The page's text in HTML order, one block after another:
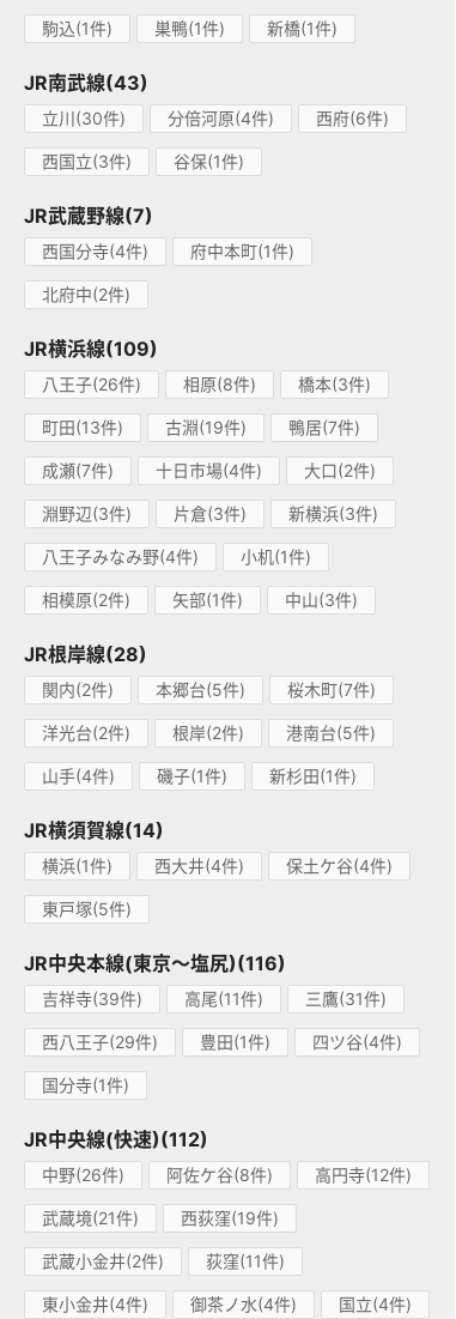
駒込(1件) 巣鴨(1件) 新橋(1件)
JR南武線(43)
立川(30件) 分倍河原(4件) 西府(6件)
西国立(3件) 谷保(1件)
JR武蔵野線(7)
西国分寺(4件) 府中本町(1件)
北府中(2件)
JR横浜線(109)
八王子(26件) 相原(8件) 橋本(3件)
町田(13件) 古淵(19件) 鴨居(7件)
成瀬(7件) 十日市場(4件) 大口(2件)
淵野辺(3件) 片倉(3件) 新横浜(3件)
八王子みなみ野(4件) 小机(1件)
相模原(2件) 矢部(1件) 中山(3件)
JR根岸線(28)
関内(2件) 本郷台(5件) 桜木町(7件)
洋光台(2件) 根岸(2件) 港南台(5件)
山手(4件) 磯子(1件) 新杉田(1件)
JR横須賀線(14)
横浜(1件) 西大井(4件) 保土ケ谷(4件)
東戸塚(5件)
JR中央本線(東京～塩尻)(116)
吉祥寺(39件) 高尾(11件) 三鷹(31件)
西八王子(29件) 豊田(1件) 四ツ谷(4件)
国分寺(1件)
JR中央線(快速)(112)
中野(26件) 阿佐ケ谷(8件) 高円寺(12件)
武蔵境(21件) 西荻窪(19件)
武蔵小金井(2件) 荻窪(11件)
東小金井(4件) 御茶ノ水(4件) 国立(4件)